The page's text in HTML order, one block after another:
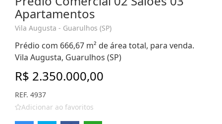
Apartamentos
Vila Augusta - Guarulhos (SP)
Prédio com 666,67 m² de área total, para venda.
Vila Augusta, Guarulhos (SP)
R$ 2.350.000,00
REF. 4937
Adicionar ao favoritos